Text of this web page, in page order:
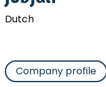
Dutch
Company profile